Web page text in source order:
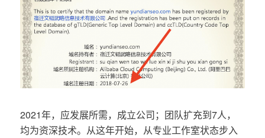
2021年，应发展所需，成立公司；团队扩充到7人，
均为资深技术。从这年开始，从专业工作室状态步入